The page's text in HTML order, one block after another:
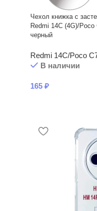
Чехол книжка с
Redmi 14C (4G)/
черный
Redmi 14C/Poco
В наличии
165 ₽